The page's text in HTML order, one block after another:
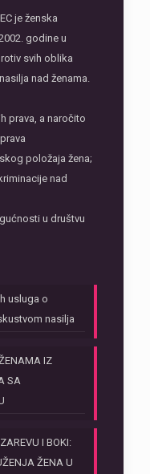
je ženska
godine u
svih oblika
nad ženama.
prava, a naročito
položaja žena;
nad
u društvu
usluga o
nasilja
IZ
SA
I BOKI:
ŽENA U